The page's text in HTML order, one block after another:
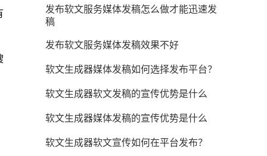
发布软文服务媒体发稿怎么做才能迅速发
稿
发布软文服务媒体发稿效果不好
软文生成器媒体发稿如何选择发布平台？
软文生成器软文发稿的宣传优势是什么
软文生成器媒体发稿的宣传优势是什么
软文生成器软文宣传如何在平台发布？